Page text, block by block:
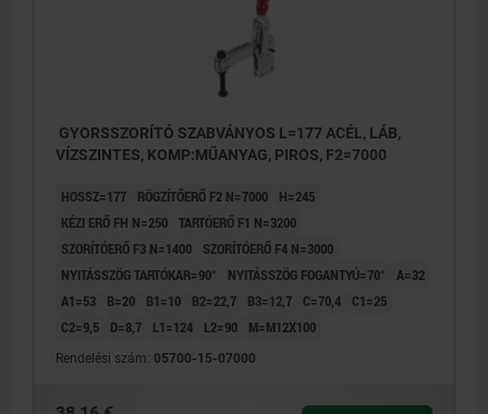
GYORSSZORÍTÓ SZABVÁNYOS L=177 ACÉL, LÁB,
VÍZSZINTES, KOMP:MŰANYAG, PIROS, F2=7000
HOSSZ=177 RÖGZÍTŐERŐ F2 N=7000
H=245
KÉZI ERŐ FH N=250 TARTÓERŐ F1 N=3200
SZORÍTÓERŐ F3 N=1400
SZORÍTÓERŐ F4 N=3000
NYITÁSSZÖG TARTÓKAR=90°
NYITÁSSZÖG FOGANTYÚ=70°
A=32
A1=53
B=20 B1=10 B2=22,7 B3=12,7 C=70,4
C1=25
C2=9,5
D=8,7 L1=124 L2=90 M=M12X100
Rendelési szám: 05700-15-07000